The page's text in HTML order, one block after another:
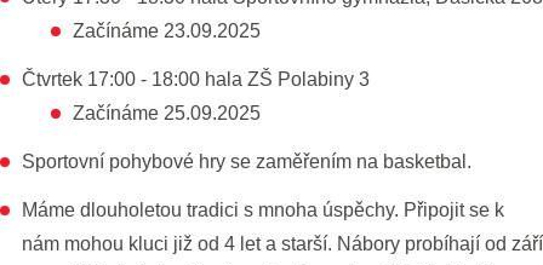
Začínáme 23.09.2025
Čtvrtek 17:00 - 18:00 hala ZŠ Polabiny 3
Začínáme 25.09.2025
Sportovní pohybové hry se zaměřením na basketbal.
Máme dlouholetou tradici s mnoha úspěchy. Připojit se k
nám mohou kluci již od 4 let a starší. Nábory probíhají od září